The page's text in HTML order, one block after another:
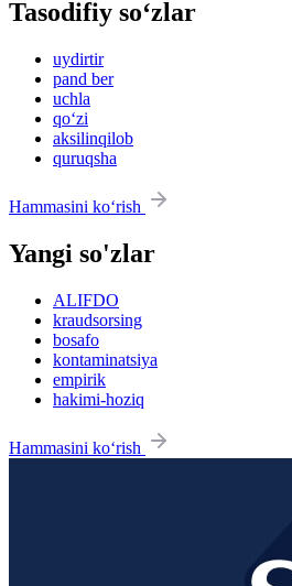
Tasodifiy so‘zlar
uydirtir
pand ber
uchla
qo‘zi
aksilinqilob
quruqsha
Hammasini ko‘rish
Yangi so'zlar
ALIFDO
kraudsorsing
bosafo
kontaminatsiya
empirik
hakimi-hoziq
Hammasini ko‘rish